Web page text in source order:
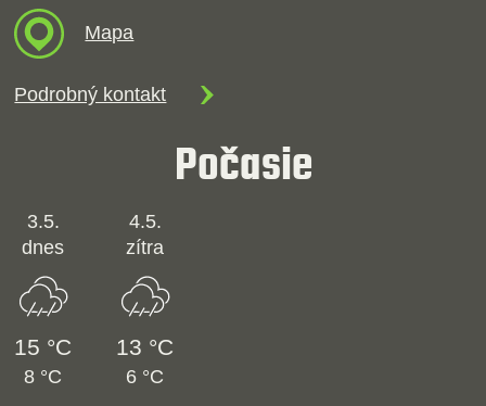
Mapa
Podrobný kontakt
Počasie
3.5.
dnes
15 °C
8 °C
4.5.
zítra
13 °C
6 °C